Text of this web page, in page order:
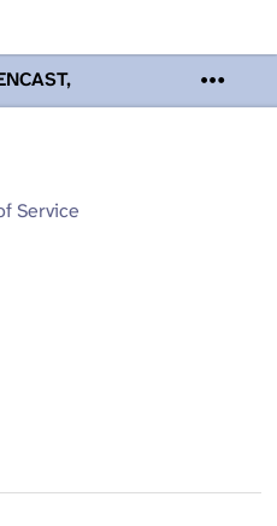
19. August
nicht zur
Service